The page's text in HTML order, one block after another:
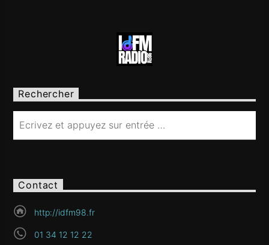
Rechercher
Contact
http://idfm98.fr
01 34 12 12 22